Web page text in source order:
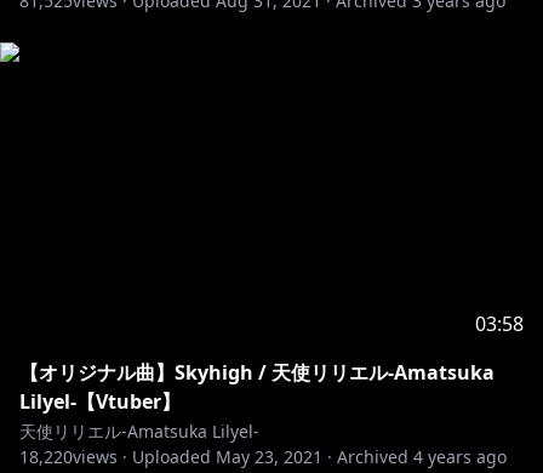
・誰に対しても悪口、暴言は絶対に禁止！ブロックしま
・自分語り、日記帳みたいなコメント、配信に無関係の
コメントはご遠慮ください。
・リクエストは〇、命令は×。
・他のVtuberさんのお話を急に出す行為、伝書鳩行為
03:58
【オリジナル曲】Skyhigh / 天使リリエル-Amatsuka
Lilyel-【Vtuber】
天使リリエル-Amatsuka Lilyel-
18,220views · Uploaded May 23, 2021 · Archived 4 years ago